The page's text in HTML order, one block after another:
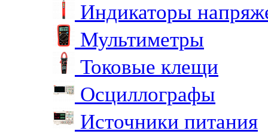
Индикаторы
Мультиметры
Токовые клещи
Осциллографы
Источники питания